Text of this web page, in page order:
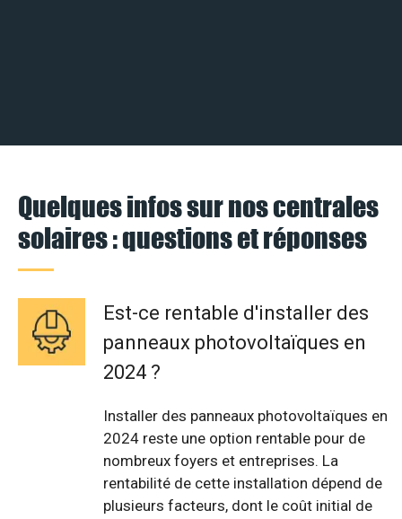
Quelques infos sur nos centrales
solaires : questions et réponses
Est-ce rentable d'installer des
panneaux photovoltaïques en
2024 ?
Installer des panneaux photovoltaïques en
2024 reste une option rentable pour de
nombreux foyers et entreprises. La
rentabilité de cette installation dépend de
plusieurs facteurs, dont le coût initial de